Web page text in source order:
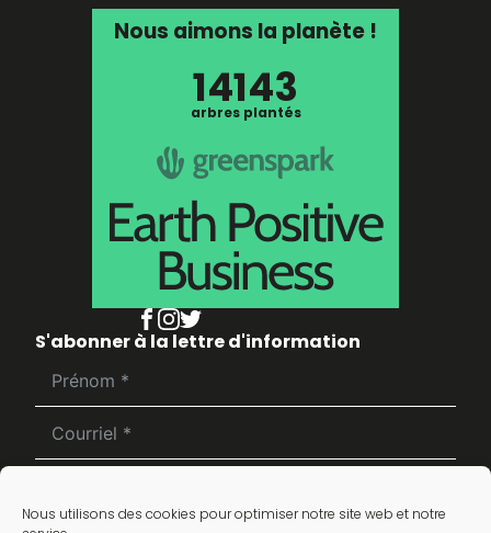
Nous utilisons des cookies pour optimiser notre site web et notre
Nous aimons la planète !
14143
arbres plantés
S'abonner à la lettre d'information
S'inscrire